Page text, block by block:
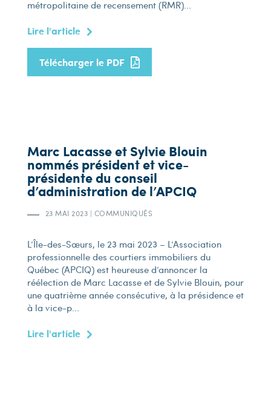
métropolitaine de recensement (RMR)...
Lire l'article
Télécharger le PDF
Marc Lacasse et Sylvie Blouin
nommés président et vice-
présidente du conseil
d’administration de l’APCIQ
23 MAI 2023 | COMMUNIQUÉS
L’Île-des-Sœurs, le 23 mai 2023 – L’Association
professionnelle des courtiers immobiliers du
Québec (APCIQ) est heureuse d’annoncer la
réélection de Marc Lacasse et de Sylvie Blouin, pour
une quatrième année consécutive, à la présidence et
à la vice-p...
Lire l'article